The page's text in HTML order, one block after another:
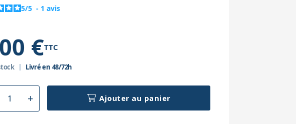
5/5 - 1 avis
€TTC
Livré en 48/72h
Ajouter au panier